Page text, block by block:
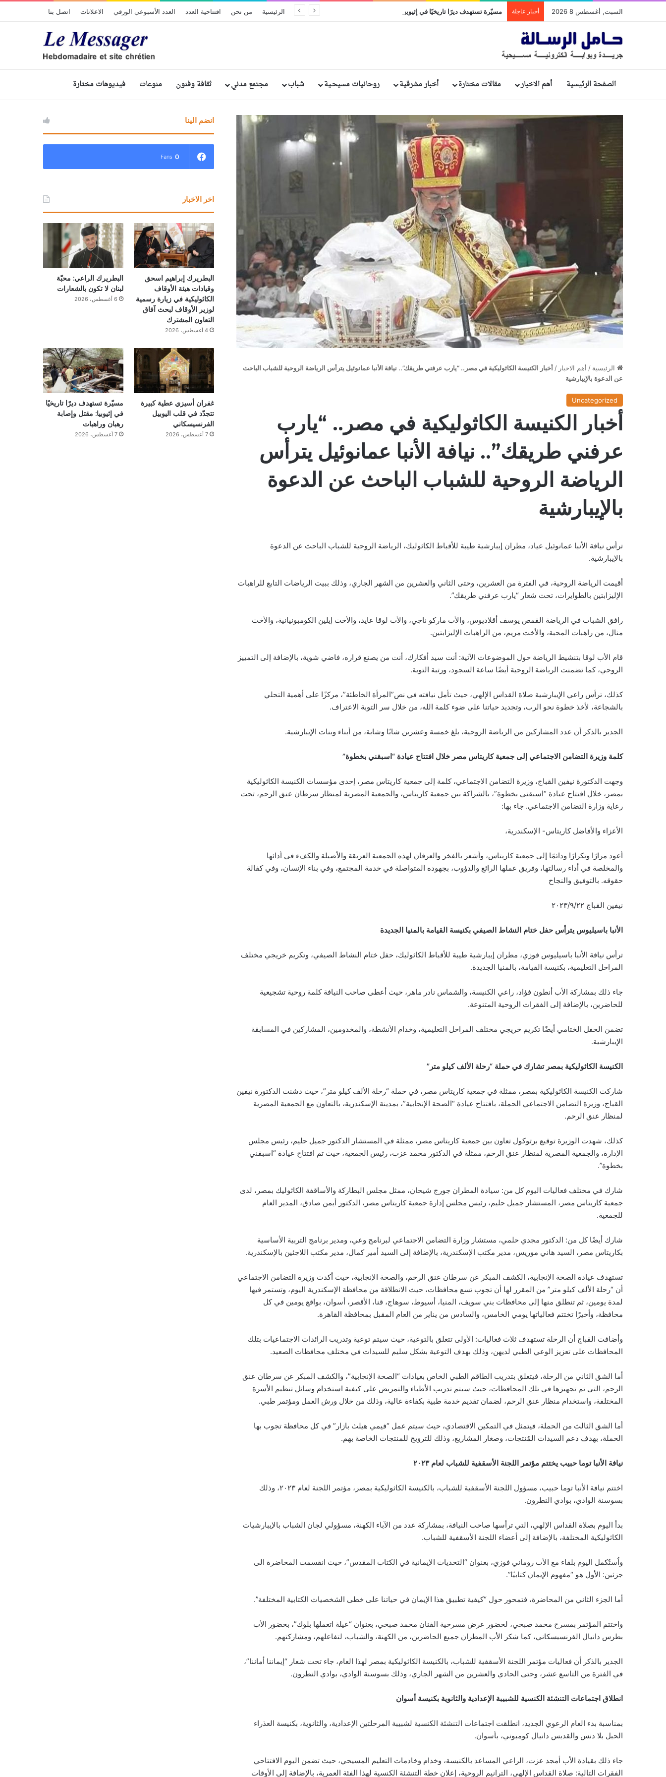
السبت, أغسطس 8 2026 أخبار عاجلة مسيّرة تستهدف ديرًا تاريخيًا في إثيوبيا: مقتل وإصابة رهبان وراهبات الرئيسية من نحن افتتاحية العدد العدد الأسبوعي الورقي الاعلانات اتصل بنا
الصفحة الرئيسية أهم الاخبار مقالات مختارة أخبار مشرقية روحانيات مسيحـية شباب مجتمع مدني ثقافة وفنون منوعات فيديوهات مختارة
الرئيسية / أهم الاخبار / أخبار الكنيسة الكاثوليكية في مصر.. “يارب عرفني طريقك”.. نيافة الأنبا عمانوئيل يترأس الرياضة الروحية للشباب الباحث
عن الدعوة بالإيبارشية
Uncategorized
أخبار الكنيسة الكاثوليكية في مصر.. “يارب
عرفني طريقك”.. نيافة الأنبا عمانوئيل يترأس
الرياضة الروحية للشباب الباحث عن الدعوة
بالإيبارشية
ترأس نيافة الأنبا عمانوئيل عياد، مطران إيبارشية طيبة للأقباط الكاثوليك، الرياضة الروحية للشباب الباحث عن الدعوة
بالإيبارشية.
أقيمت الرياضة الروحية، في الفترة من العشرين، وحتى الثاني والعشرين من الشهر الجاري، وذلك ببيت الرياضات التابع للراهبات
الإليزابتين بالطوايرات، تحت شعار “يارب عرفني طريقك”.
رافق الشباب في الرياضة القمص يوسف أقلاديوس، والأب ماركو ناجي، والأب لوقا عايد، والأخت إيلين الكومبونيانية، والأخت
منال، من راهبات المحبة، والأخت مريم، من الراهبات الإليزابتين.
قام الأب لوقا بتنشيط الرياضة حول الموضوعات الآتية: أنت سيد أفكارك، أنت من يصنع قراره، فاضي شوية، بالإضافة إلى التمييز
الروحي، كما تضمنت الرياضة الروحية أيضًا ساعة السجود، ورتبة التوبة.
كذلك، ترأس راعي الإيبارشية صلاة القداس الإلهي، حيث تأمل نيافته في نص”المرأة الخاطئة”، مركزًا على أهمية التحلي
بالشجاعة، لأخذ خطوة نحو الرب، وتجديد حياتنا على ضوء كلمة الله، من خلال سر التوبة الاعتراف.
الجدير بالذكر أن عدد المشاركين من الرياضة الروحية، بلغ خمسة وعشرين شابًا وشابة، من أبناء وبنات الإيبارشية.
كلمة وزيرة التضامن الاجتماعي إلى جمعية كاريتاس مصر خلال افتتاح عيادة “اسبقني بخطوة”
وجهت الدكتورة نيفين القباج، وزيرة التضامن الاجتماعي، كلمة إلى جمعية كاريتاس مصر، إحدى مؤسسات الكنيسة الكاثوليكية
بمصر، خلال افتتاح عيادة “اسبقني بخطوة”، بالشراكة بين جمعية كاريتاس، والجمعية المصرية لمنظار سرطان عنق الرحم، تحت
رعاية وزارة التضامن الاجتماعي. جاء بها:
الأعزاء والأفاضل كاريتاس- الإسكندرية،
أعود مرارًا وتكرارًا ودائمًا إلى جمعية كاريتاس، وأشعر بالفخر والعرفان لهذه الجمعية العريقة والأصيلة والكفء في أدائها
والمخلصة في أداء رسالتها، وفريق عملها الرائع والدؤوب، بجهوده المتواصلة في خدمة المجتمع، وفي بناء الإنسان، وفي كفالة
حقوقه. بالتوفيق والنجاح
نيفين القباج ٢٠٢٣/٩/٢٢
الأنبا باسيليوس يترأس حفل ختام النشاط الصيفي بكنيسة القيامة بالمنيا الجديدة
ترأس نيافة الأنبا باسيليوس فوزي، مطران إيبارشية طيبة للأقباط الكاثوليك، حفل ختام النشاط الصيفي، وتكريم خريجي مختلف
المراحل التعليمية، بكنيسة القيامة، بالمنيا الجديدة.
جاء ذلك بمشاركة الأب أنطون فؤاد، راعي الكنيسة، والشماس نادر ماهر، حيث أعطى صاحب النيافة كلمة روحية تشجيعية
للحاضرين، بالإضافة إلى الفقرات الروحية المتنوعة.
تضمن الحفل الختامي أيضًا تكريم خريجي مختلف المراحل التعليمية، وخدام الأنشطة، والمخدومين، المشاركين في المسابقة
الإيبارشية.
الكنيسة الكاثوليكية بمصر تشارك في حملة “رحلة الألف كيلو متر”
شاركت الكنيسة الكاثوليكية بمصر، ممثلة في جمعية كاريتاس مصر، في حملة “رحلة الألف كيلو متر”، حيث دشنت الدكتورة نيفين
القباج، وزيرة التضامن الاجتماعي الحملة، بافتتاح عيادة “الصحة الإنجابية”، بمدينة الإسكندرية، بالتعاون مع الجمعية المصرية
لمنظار عنق الرحم.
كذلك، شهدت الوزيرة توقيع برتوكول تعاون بين جمعية كاريتاس مصر، ممثلة في المستشار الدكتور جميل حليم، رئيس مجلس
الإدارة، والجمعية المصرية لمنظار عنق الرحم، ممثلة في الدكتور محمد عزب، رئيس الجمعية، حيث تم افتتاح عيادة “اسبقني
بخطوة”.
شارك في مختلف فعاليات اليوم كل من: سيادة المطران جورج شيحان، ممثل مجلس البطاركة والأساقفة الكاثوليك بمصر، لدى
جمعية كاريتاس مصر، المستشار جميل حليم، رئيس مجلس إدارة جمعية كاريتاس مصر، الدكتور أيمن صادق، المدير العام
للجمعية.
شارك أيضًا كل من: الدكتور مجدي حلمي، مستشار وزارة التضامن الاجتماعي لبرنامج وعي، ومدير برنامج التربية الأساسية
بكاريتاس مصر، السيد هاني موريس، مدير مكتب الإسكندرية، بالإضافة إلى السيد أمير كمال، مدير مكتب اللاجئين بالإسكندرية.
تستهدف عيادة الصحة الإنجابية، الكشف المبكر عن سرطان عنق الرحم، والصحة الإنجابية، حيث أكدت وزيرة التضامن الاجتماعي
أن “رحلة الألف كيلو متر” من المقرر لها أن تجوب تسع محافظات، حيث الانطلاقة من محافظة الإسكندرية اليوم، وتستمر فيها
لمدة يومين، ثم تنطلق منها إلى محافظات بني سويف، المنيا، أسيوط، سوهاج، قنا، الأقصر، أسوان، بواقع يومين في كل
محافظة، وأخيرًا تختتم فعالياتها يومي الخامس، والسادس من يناير من العام المقبل بمحافظة القاهرة.
وأضافت القباج أن الرحلة تستهدف ثلاث فعاليات: الأولى تتعلق بالتوعية، حيث سيتم توعية وتدريب الرائدات الاجتماعيات بتلك
المحافظات على تعزيز الوعي الطبي لديهن، وذلك بهدف التوعية بشكل سليم للسيدات في مختلف محافظات الصعيد.
أما الشق الثاني من الرحلة، فيتعلق بتدريب الطاقم الطبي الخاص بعيادات “الصحة الإنجابية”، والكشف المبكر عن سرطان عنق
الرحم، التي تم تجهيزها في تلك المحافظات، حيث سيتم تدريب الأطباء والتمريض على كيفية استخدام وسائل تنظيم الأسرة
المختلفة، واستخدام منظار عنق الرحم، لضمان تقديم خدمة طبية بكفاءة عالية، وذلك من خلال ورش العمل ومؤتمر طبي.
أما الشق الثالث من الحملة، فيتمثل في التمكين الاقتصادي، حيث سيتم عمل “فيمي هيلث بازار” في كل محافظة تجوب بها
الحملة، بهدف دعم السيدات المُنتجات، وصغار المشاريع، وذلك للترويج للمنتجات الخاصة بهم.
نيافة الأنبا توما حبيب يختتم مؤتمر اللجنة الأسقفية للشباب لعام ٢٠٢٣
اختتم نيافة الأنبا توما حبيب، مسؤول اللجنة الأسقفية للشباب، بالكنيسة الكاثوليكية بمصر، مؤتمر اللجنة لعام ٢٠٢٣، وذلك
بسوسنة الوادي، بوادي النطرون.
بدأ اليوم بصلاة القداس الإلهي، التي ترأسها صاحب النيافة، بمشاركة عدد من الآباء الكهنة، مسؤولي لجان الشباب بالإيبارشيات
الكاثوليكية المختلفة، بالإضافة إلى أعضاء اللجنة الأسقفية للشباب.
واُستُكمل اليوم بلقاء مع الأب روماني فوزي، بعنوان “التحديات الإيمانية في الكتاب المقدس”، حيث انقسمت المحاضرة الى
جزئين: الأول هو “مفهوم الإيمان كتابيًا”.
أما الجزء الثاني من المحاضرة، فتمحور حول “كيفية تطبيق هذا الإيمان في حياتنا على خطى الشخصيات الكتابية المختلفة”.
واختتم المؤتمر بمسرح محمد صبحي، لحضور عرض مسرحية الفنان محمد صبحي، بعنوان “عيلة اتعملها بلوك”، بحضور الأب
بطرس دانيال الفرنسيسكاني، كما شكر الأب المطران جميع الحاضرين، من الكهنة، والشباب، لتفاعلهم، ومشاركتهم.
الجدير بالذكر أن فعاليات مؤتمر اللجنة الأسقفية للشباب، بالكنيسة الكاثوليكية بمصر لهذا العام، جاء تحت شعار “إيماننا أماننا”،
في الفترة من التاسع عشر، وحتى الحادي والعشرين من الشهر الجاري، وذلك بسوسنة الوادي، بوادي النطرون.
انطلاق اجتماعات التنشئة الكنسية للشبيبة الإعدادية والثانوية بكنيسة أسوان
بمناسبة بدء العام الرعوي الجديد، انطلقت اجتماعات التنشئة الكنسية لشبيبة المرحلتين الإعدادية، والثانوية، بكنيسة العذراء
الحبل بلا دنس والقديس دانيال كومبوني، بأسوان.
جاء ذلك بقيادة الأب أمجد عزت، الراعي المساعد بالكنيسة، وخدام وخادمات التعليم المسيحي، حيث تضمن اليوم الافتتاحي
الفقرات التالية: صلاة القداس الإلهي، الترانيم الروحية، إعلان خطة التنشئة الكنسية لهذا الفئة العمرية، بالإضافة إلى الأوقات
انضم الينا
0
Fans
اخر الاخبار
البطريرك إبراهيم اسحق
وقيادات هيئة الأوقاف
الكاثوليكية في زيارة رسمية
لوزير الأوقاف لبحث آفاق
التعاون المشترك
4 أغسطس، 2026
البطريرك الراعي: محبّة
لبنان لا تكون بالشعارات
6 أغسطس، 2026
غفران أسيزي عطية كبيرة
تتجدّد في قلب اليوبيل
الفرنسيسكاني
7 أغسطس، 2026
مسيّرة تستهدف ديرًا تاريخيًا
في إثيوبيا: مقتل وإصابة
رهبان وراهبات
7 أغسطس، 2026